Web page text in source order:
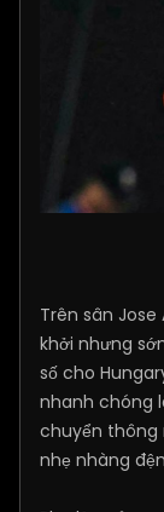
Trên sân
khởi nhưng
số cho
nhanh chóng
chuyển thông
nhẹ nhàng